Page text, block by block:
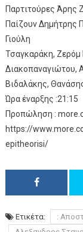
Παρτιτούρες Άρης
Παίζουν Δημήτρης
Γιούλη
Τσαγκαράκη,
Διακοπαναγιώτου,
Βιδαλάκης,
Ώρα έναρξης :21:15
Προπώληση :
https://
epitheorisi/
Ετικέτα: :